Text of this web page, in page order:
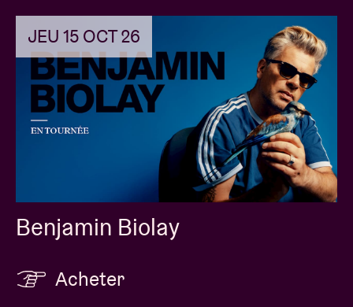
JEU 15 OCT 26
Benjamin Biolay
Acheter